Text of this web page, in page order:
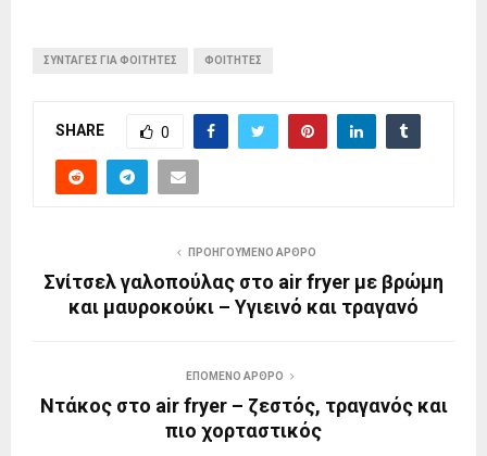
ΣΥΝΤΑΓΕΣ ΓΙΑ ΦΟΙΤΗΤΕΣ ΦΟΙΤΗΤΕΣ
SHARE 0
ΠΡΟΗΓΟΎΜΕΝΟ ΆΡΘΡΟ
Σνίτσελ γαλοπούλας στο air fryer με βρώμη
και μαυροκούκι – Υγιεινό και τραγανό
ΕΠΌΜΕΝΟ ΆΡΘΡΟ
Ντάκος στο air fryer – ζεστός, τραγανός και
πιο χορταστικός